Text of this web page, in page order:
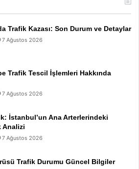
Trafik Kazası: Son Durum ve Detaylar
7 Ağustos 2026
Trafik Tescil İşlemleri Hakkında
7 Ağustos 2026
İstanbul’un Ana Arterlerindeki
Analizi
7 Ağustos 2026
Trafik Durumu Güncel Bilgiler